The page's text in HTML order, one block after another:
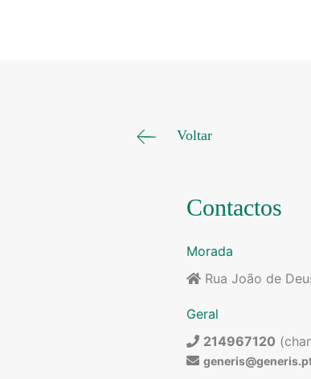
Voltar
Contactos
Morada
Rua João de
Geral
214967120